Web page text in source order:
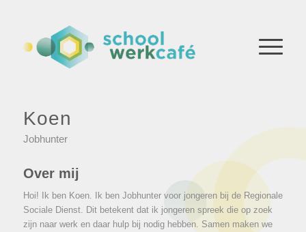
Koen
Jobhunter
Over mij
Hoi! Ik ben Koen. Ik ben Jobhunter voor jongeren bij de Regionale
Sociale Dienst. Dit betekent dat ik jongeren spreek die op zoek
zijn naar werk en daar hulp bij nodig hebben. Samen maken we